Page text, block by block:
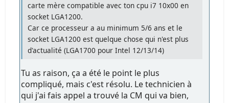
carte mère compatible avec ton cpu i7 10x00 en
socket LGA1200.
Car ce processeur a au minimum 5/6 ans et le
socket LGA1200 est quelque chose qui n'est plus
d'actualité (LGA1700 pour Intel 12/13/14)
Tu as raison, ça a été le point le plus
compliqué, mais c'est résolu. Le technicien à
qui j'ai fais appel a trouvé la CM qui va bien,